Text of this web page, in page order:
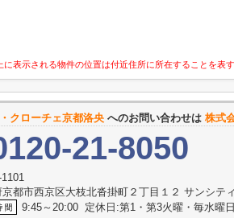
表示される物件の位置は付近住所に所在することを表
クローチェ京都洛央 へのお問い合わせは 株式
21-8050
京都市西京区大枝北沓掛町２丁目１２ サンシテ
9:45～20:00 定休日:第1・第3火曜・毎水曜日